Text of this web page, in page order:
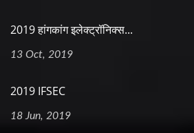
2019 हांगकांग इलेक्ट्रॉनिक्स...
13 Oct, 2019
2019 IFSEC
18 Jun, 2019